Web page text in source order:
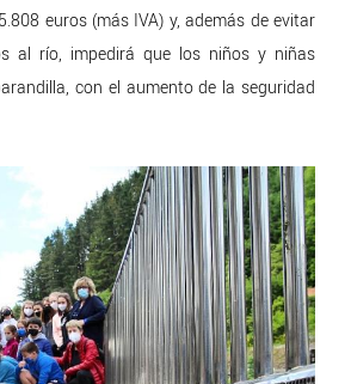
euros (más IVA) y, además de evitar
al río, impedirá que los niños y niñas
con el aumento de la seguridad